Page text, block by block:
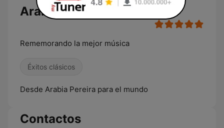
Arabia Estereo en vivo
Rememorando la mejor música
Éxitos clásicos
Desde Arabia Pereira para el mundo
Contactos